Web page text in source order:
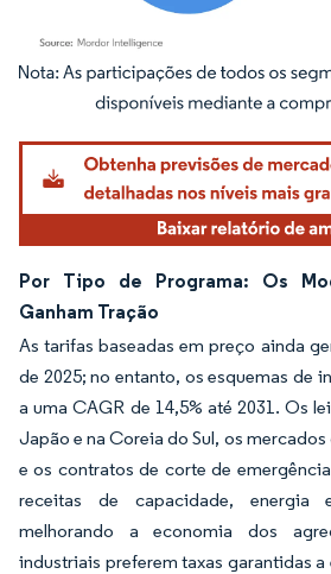
Imagem © Mordor Intelligence. O reuso requer
Por Tipo de Programa: Os
Ganham Tração
As tarifas baseadas em preço ainda
de 2025; no entanto, os esquemas de
a uma CAGR de 14,5% até 2031. Os
Japão e na Coreia do Sul, os
e os contratos de corte de
receitas de capacidade, energia
melhorando a economia dos
industriais preferem taxas garantidas